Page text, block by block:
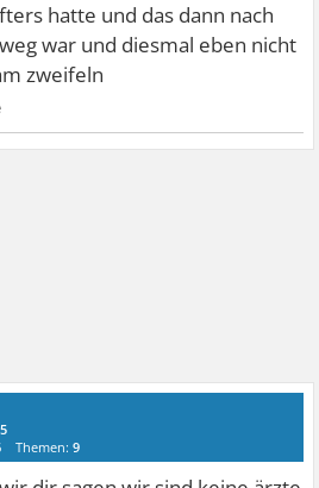
hatte und das dann nach
war und diesmal eben nicht
zweifeln
Themen:9